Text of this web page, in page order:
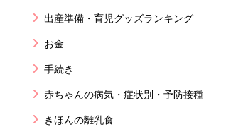
出産準備・育児グッズランキング
お金
手続き
赤ちゃんの病気・症状別・予防接種
きほんの離乳食